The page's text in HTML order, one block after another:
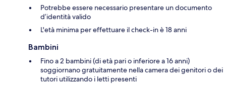
Potrebbe essere necessario presentare un documento
d’identità valido
L'età minima per effettuare il check-in è 18 anni
Bambini
Fino a 2 bambini (di età pari o inferiore a 16 anni)
soggiornano gratuitamente nella camera dei genitori o dei
tutori utilizzando i letti presenti